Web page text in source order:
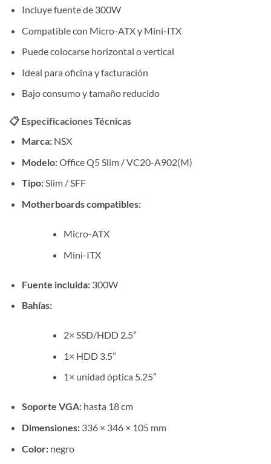
Incluye fuente de 300W
Compatible con Micro-ATX y Mini-ITX
Puede colocarse horizontal o vertical
Ideal para oficina y facturación
Bajo consumo y tamaño reducido
📋 Especificaciones Técnicas
Marca: NSX
Modelo:Office Q5 Slim / VC20-A902(M)
Tipo:Slim / SFF
Motherboards compatibles:
Micro-ATX
Mini-ITX
Fuente incluida:300W
Bahías:
2× SSD/HDD 2.5”
1× HDD 3.5”
1× unidad óptica 5.25”
Soporte VGA:hasta 18 cm
Dimensiones:336 × 346 × 105 mm
Color:negro